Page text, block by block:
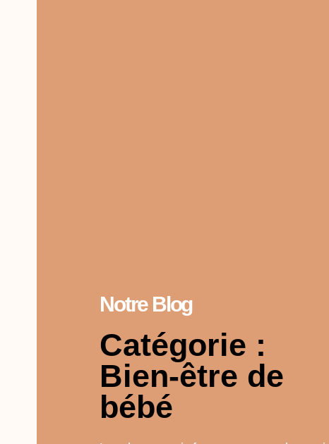
Notre Blog
Catégorie :
Bien-être de
bébé